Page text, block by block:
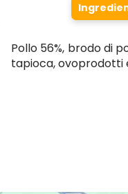
Pollo 56%, brodo di
tapioca, ovoprodotti